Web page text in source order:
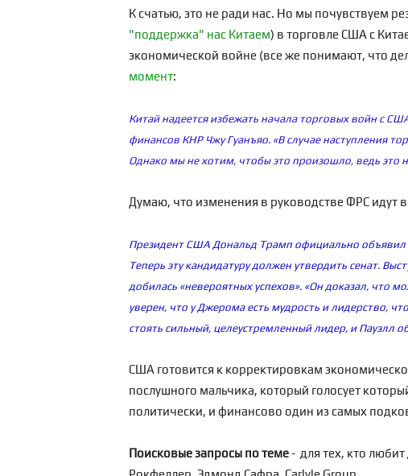
К счатью, это не ради нас. Но мы почувствуем
"поддержка" нас Китаем) в торговле США с
экономической войне (все же понимают, что
момент:
Китай надеется избежать начала торговых войн с
финансов КНР Чжу Гуанъяо. «В случае наступления
Однако мы не хотим, чтобы это произошло, ведь это
Думаю, что изменения в руководстве ФРС идут
Президент США Дональд Трамп официально объявил
Теперь эту кандидатуру должен утвердить сенат.
добилась «невероятных успехов». «Он доказал, что
уверен, что у Джерома есть мудрость и лидерство,
стоять сильный, целеустремленный лидер, и Пауэлл
США готовится к корректировкам
послушного мальчика, который голосует
политически, и финансово один из самых
Поисковые запросы по теме- для тех, кто любит